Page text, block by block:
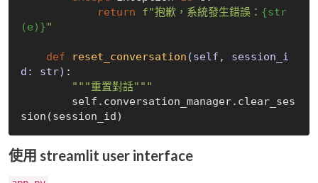
return
f"抱歉，系統發生錯誤： {str
(e)}"
def reset_conversation (self, session_i
d: str) :
"""重置對話"""
使用 streamlit user interface